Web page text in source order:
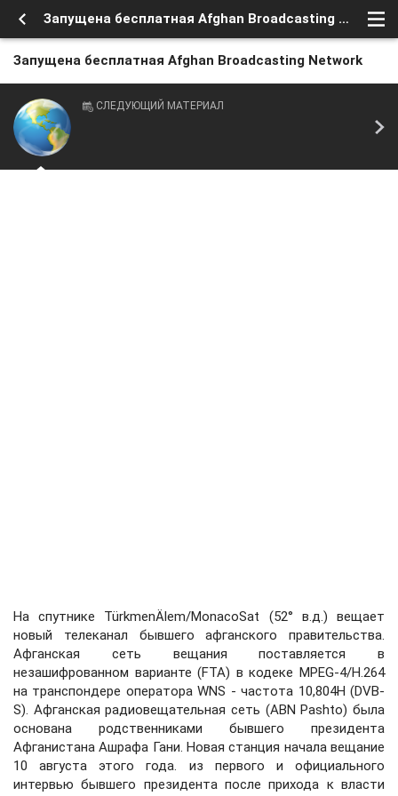
Запущена бесплатная Afghan Broadcasting Network
Запущена бесплатная Afghan Broadcasting Network
СЛЕДУЮЩИЙ МАТЕРИАЛ
На спутнике TürkmenÄlem/MonacoSat (52° в.д.) вещает
новый телеканал бывшего афганского правительства.
Афганская сеть вещания поставляется в
незашифрованном варианте (FTA) в кодеке MPEG-4/H.264
на транспондере оператора WNS - частота 10,804H (DVB-
S). Афганская радиовещательная сеть (ABN Pashto) была
основана родственниками бывшего президента
Афганистана Ашрафа Гани. Новая станция начала вещание
10 августа этого года. из первого и официального
интервью бывшего президента после прихода к власти